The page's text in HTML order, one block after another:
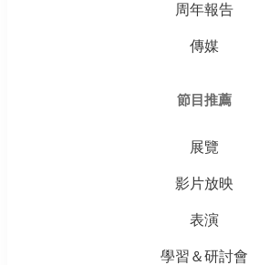
周年報告
傳媒
節目推薦
展覽
影片放映
表演
學習＆研討會